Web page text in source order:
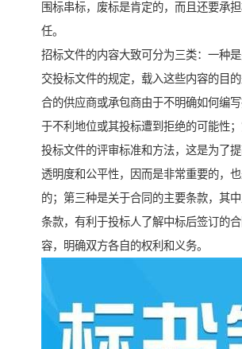
围标串标，废标是肯定的，而且还要承
任。
招标文件的内容大致可分为三类：一种
交投标文件的规定，载入这些内容的目
合的供应商或承包商由于不明确如何编
于不利地位或其投标遭到拒绝的可能性
投标文件的评审标准和方法，这是为了
透明度和公平性，因而是非常重要的，
的；第三种是关于合同的主要条款，其
条款，有利于投标人了解中标后签订的
容，明确双方各自的权利和义务。